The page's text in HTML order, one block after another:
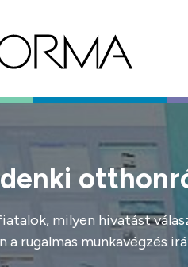
milyen hivatást
rugalmas munkavégzés